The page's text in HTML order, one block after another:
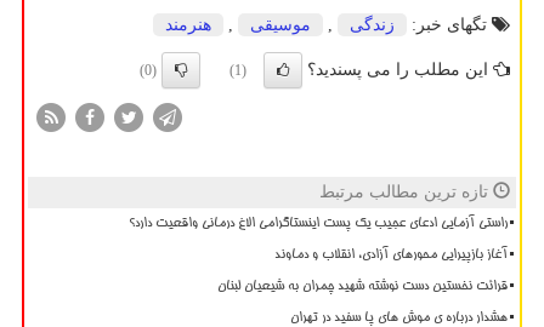
تگهای خبر:
زندگی موسیقی هنرمند
این مطلب را می پسندید؟ (1)
(0)
تازه ترین مطالب مرتبط
راستی آزمایی ادعای عجیب یک پست اینستاگرامی الاغ درمانی واقعیت دارد؟
آغاز بازپیرایی محورهای آزادی، انقلاب و دماوند
قرائت نخستین دست نوشته شهید چمران به شیعیان لبنان
هشدار درباره ی موش های پا سفید در تهران